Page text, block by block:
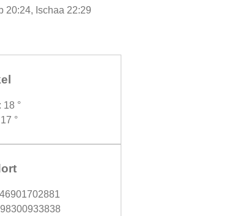
20:24, Ischaa 22:29
18 °
°